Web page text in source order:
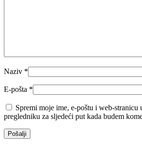
Naziv *
E-pošta *
Spremi moje ime, e-poštu i web-stranicu
pregledniku za sljedeći put kada budem